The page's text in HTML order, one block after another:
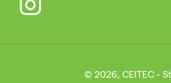
© 2026, CEITEC -